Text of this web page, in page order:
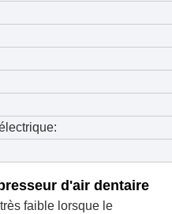
d'air dentaire
faible lorsque le